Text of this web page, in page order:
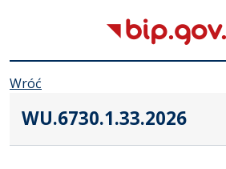
Wróć
WU.6730.1.33.2026